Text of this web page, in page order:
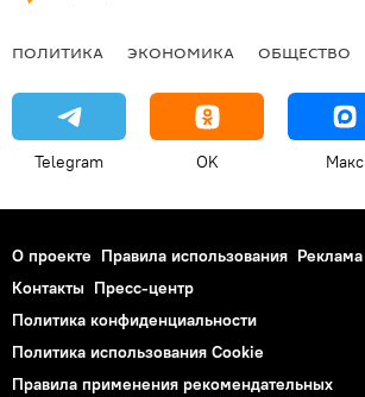
ПОЛИТИКА ЭКОНОМИКА ОБЩЕСТВО
Telegram OK Макс
О проекте Правила использования Реклама
Контакты Пресс-центр
Политика конфиденциальности
Политика использования Cookie
Правила применения рекомендательных